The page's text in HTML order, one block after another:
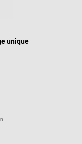
unique